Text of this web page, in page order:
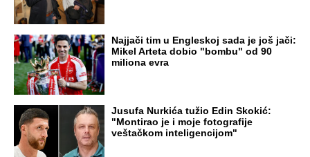
OD NAVODNOG HEROJA DO BRUTALNOG UBICE
GENERAL IVAN STRELJAO SRBE, A